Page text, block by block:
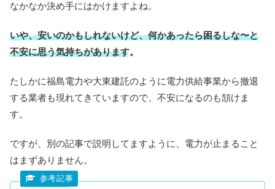
なかなか決め手にはかけますよね。
いや、安いのかもしれないけど、何かあったら困るしな〜と
不安に思う気持ちがあります。
たしかに福島電力や大東建託のように電力供給事業から撤退
する業者も現れてきていますので、不安になるのも頷けま
す。
ですが、別の記事で説明してますように、電力が止まること
はまずありません。